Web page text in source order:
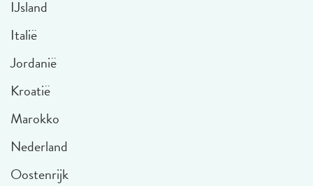
IJsland
Italië
Jordanië
Kroatië
Marokko
Nederland
Oostenrijk